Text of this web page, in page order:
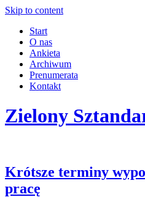
Skip to content
Start
O nas
Ankieta
Archiwum
Prenumerata
Kontakt
Zielony
Krótsze terminy
pracę